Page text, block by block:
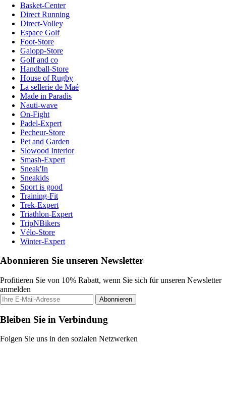
Basket-Center
Direct Running
Direct-Volley
Espace Golf
Foot-Store
Galopp-Store
Golf and co
Handball-Store
House of Rugby
La sellerie de Maé
Made in Paradis
Nauti-wave
On-Fight
Padel-Expert
Pecheur-Store
Pet and Garden
Slowood Interior
Smash-Expert
Sneak'In
Sneakids
Sport is good
Training-Fit
Trek-Expert
Triathlon-Expert
TripNBikers
Vélo-Store
Winter-Expert
Abonnieren Sie unseren Newsletter
Profitieren Sie von 10% Rabatt, wenn Sie sich für unseren Newsletter
anmelden
Abonnieren
Bleiben Sie in Verbindung
Folgen Sie uns in den sozialen Netzwerken